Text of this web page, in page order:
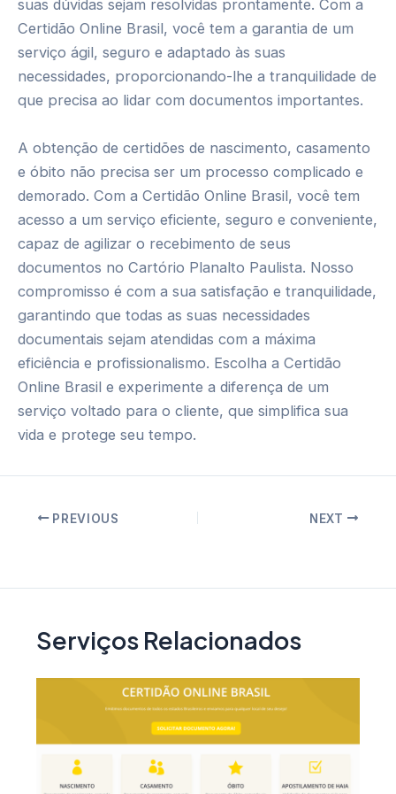
suas dúvidas sejam resolvidas prontamente. Com a
Certidão Online Brasil, você tem a garantia de um
serviço ágil, seguro e adaptado às suas
necessidades, proporcionando-lhe a tranquilidade de
que precisa ao lidar com documentos importantes.
A obtenção de certidões de nascimento, casamento
e óbito não precisa ser um processo complicado e
demorado. Com a Certidão Online Brasil, você tem
acesso a um serviço eficiente, seguro e conveniente,
capaz de agilizar o recebimento de seus
documentos no Cartório Planalto Paulista. Nosso
compromisso é com a sua satisfação e tranquilidade,
garantindo que todas as suas necessidades
documentais sejam atendidas com a máxima
eficiência e profissionalismo. Escolha a Certidão
Online Brasil e experimente a diferença de um
serviço voltado para o cliente, que simplifica sua
vida e protege seu tempo.
PostPREVIOUS NEXT
Serviços Relacionados